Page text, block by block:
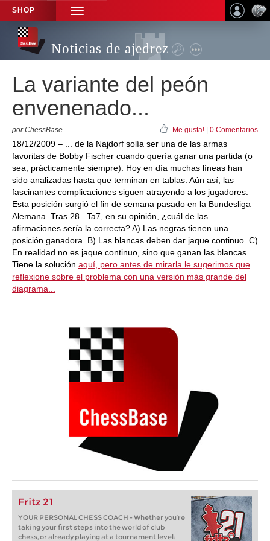
SHOP
TOGGLE
NAVIGATION
Noticias de ajedrez
La variante del peón
envenenado...
por ChessBase Me gusta! 0 Comentarios
18/12/2009 – ... de la Najdorf solía ser una de las armas
favoritas de Bobby Fischer cuando quería ganar una partida (o
sea, prácticamente siempre). Hoy en día muchas líneas han
sido analizadas hasta que terminan en tablas. Aún así, las
fascinantes complicaciones siguen atrayendo a los jugadores.
Esta posición surgió el fin de semana pasado en la Bundesliga
Alemana. Tras 28...Ta7, en su opinión, ¿cuál de las
afirmaciones sería la correcta? A) Las negras tienen una
posición ganadora. B) Las blancas deben dar jaque continuo. C)
En realidad no es jaque continuo, sino que ganan las blancas.
Tiene la solución aquí, pero antes de mirarla le sugerimos que
reflexione sobre el problema con una versión más grande del
diagrama...
Fritz 21
YOUR PERSONAL CHESS COACH - Whether you’re
taking your first steps into the world of club
chess, or already playing at a tournament level: